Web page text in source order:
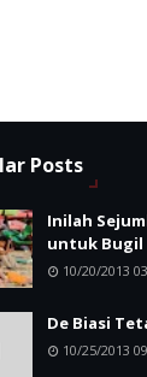
Posts
Inilah
untuk Bugil
10/20/2013
De Biasi
10/25/2013